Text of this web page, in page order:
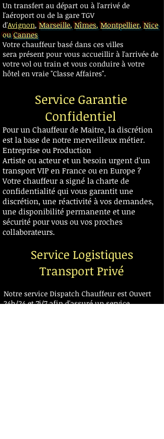
Un transfert au départ ou à l'arrivé de
l'aéroport ou de la gare TGV
d'Avignon, Marseille,Nîmes, Montpellier,Nice
ouCannes
Votre chauffeur basé dans ces villes
sera présent pour vous accueillir à l'arrivée de
votre vol ou train et vous conduire à votre
hôtel en vraie "Classe Affaires".
​Service Garantie
Confidentiel
Pour un Chauffeur de Maitre, la discrétion
est la base de notre merveilleux métier.
Entreprise ou Production
Artiste ou acteur et un besoin urgent d'un
transport VIP en France ou en Europe ?
Votre chauffeur a signé la charte de
confidentialité qui vous garantit une
discrétion, une réactivité à vos demandes,
une disponibilité permanente et une
sécurité pour vous ou vos proches
collaborateurs.
Service Logistiques
Transport Privé
Notre service Dispatch Chauffeur est Ouvert
24h/24 et 7j/7 afin d'assuré un service